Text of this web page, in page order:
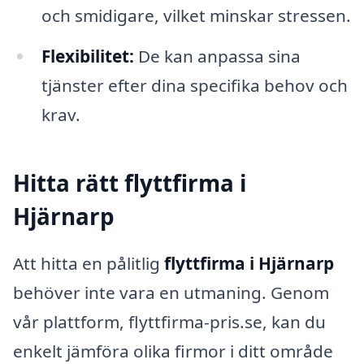
och smidigare, vilket minskar stressen.
Flexibilitet: De kan anpassa sina
tjänster efter dina specifika behov och
krav.
Hitta rätt flyttfirma i
Hjärnarp
Att hitta en pålitlig flyttfirma i Hjärnarp
behöver inte vara en utmaning. Genom
vår plattform, flyttfirma-pris.se, kan du
enkelt jämföra olika firmor i ditt område